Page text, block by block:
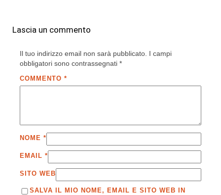
Lascia un commento
Il tuo indirizzo email non sarà pubblicato. I campi
obbligatori sono contrassegnati *
COMMENTO *
NOME *
EMAIL *
SITO WEB
SALVA IL MIO NOME, EMAIL E SITO WEB IN